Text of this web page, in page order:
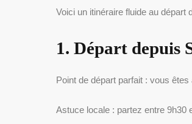
Voici un itinéraire fluide au départ
1. Départ depuis
Point de départ parfait : vous
Astuce locale : partez entre 9h30